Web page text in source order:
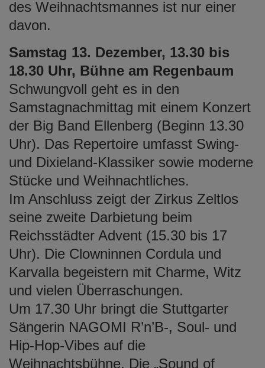
des Weihnachtsmannes ist nur einer
davon.
Samstag 13. Dezember, 13.30 bis
18.30 Uhr, Bühne am Regenbaum
Schwungvoll geht es in den
Samstagnachmittag mit einem Konzert
der Big Band Ellenberg (Beginn 13.30
Uhr). Das Repertoire umfasst Swing-
und Dixieland-Klassiker sowie moderne
Stücke und Weihnachtliches.
Im Anschluss zeigt der Zirkus Zeltlos
seine zweite Darbietung beim
Reichsstädter Advent (15.30 bis 17
Uhr). Die Clowninnen Cordula und
Karvalla begeistern mit Charme, Witz
und vielen Überraschungen.
Um 17.30 Uhr bringt die Stuttgarter
Sängerin NAGOMI R’n’B-, Soul- und
Hip-Hop-Vibes auf die
Weihnachtsbühne. Die „Sound of